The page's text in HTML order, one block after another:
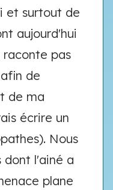
et surtout de
aujourd'hui
pas
de
de ma
écrire un
Nous
dont l'ainé a
plane